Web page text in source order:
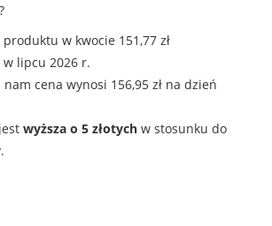
w kwocie 151,77 zł
lipcu 2026 r.
cena wynosi 156,95 zł na dzień
wyższa o 5 złotych w stosunku do